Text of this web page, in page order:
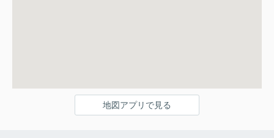
地図アプリで見る